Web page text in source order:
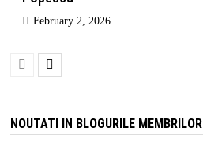
February 2, 2026
NOUTATI IN BLOGURILE MEMBRILOR